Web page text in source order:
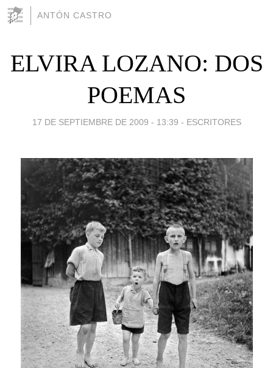
ANTÓN CASTRO
ELVIRA LOZANO: DOS
POEMAS
17 DE SEPTIEMBRE DE 2009 - 13:39 - ESCRITORES